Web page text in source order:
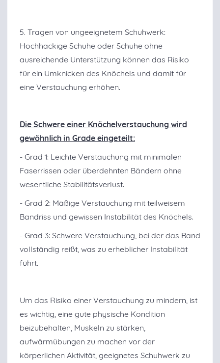
5. Tragen von ungeeignetem Schuhwerk:
Hochhackige Schuhe oder Schuhe ohne
ausreichende Unterstützung können das Risiko
für ein Umknicken des Knöchels und damit für
eine Verstauchung erhöhen.
Die Schwere einer Knöchelverstauchung wird
gewöhnlich in Grade eingeteilt:
- Grad 1: Leichte Verstauchung mit minimalen
Faserrissen oder überdehnten Bändern ohne
wesentliche Stabilitätsverlust.
- Grad 2: Mäßige Verstauchung mit teilweisem
Bandriss und gewissen Instabilität des Knöchels.
- Grad 3: Schwere Verstauchung, bei der das Band
vollständig reißt, was zu erheblicher Instabilität
führt.
Um das Risiko einer Verstauchung zu mindern, ist
es wichtig, eine gute physische Kondition
beizubehalten, Muskeln zu stärken,
aufwärmübungen zu machen vor der
körperlichen Aktivität, geeignetes Schuhwerk zu